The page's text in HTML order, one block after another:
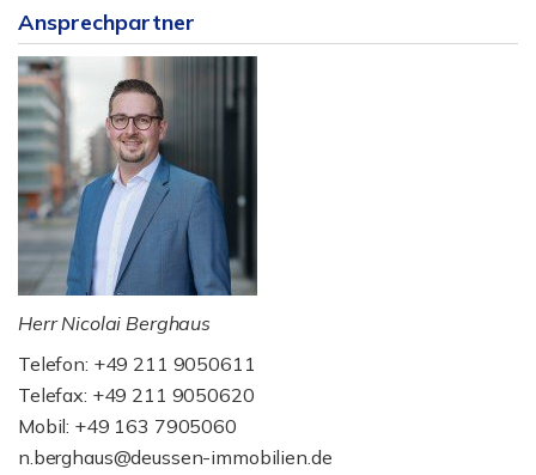
Ansprechpartner
Herr Nicolai Berghaus
Telefon: +49 211 9050611
Telefax: +49 211 9050620
Mobil: +49 163 7905060
n.berghaus@deussen-immobilien.de